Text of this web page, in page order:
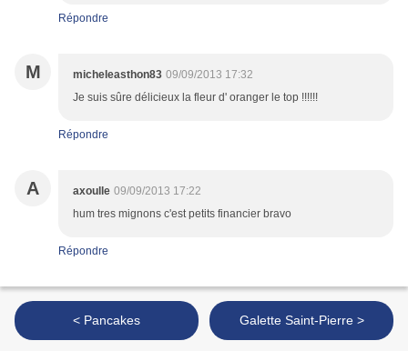
Répondre
M micheleasthon83 09/09/2013 17:32
Je suis sûre délicieux la fleur d' oranger le top !!!!!!
Répondre
A axoulle 09/09/2013 17:22
hum tres mignons c'est petits financier bravo
Répondre
< Pancakes Galette Saint-Pierre >